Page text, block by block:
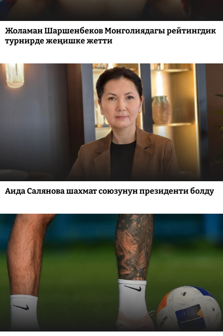
Жоламан Шаршенбеков Монголиядагы рейтингдик
турнирде жеңишке жетти
Аида Салянова шахмат союзунун президенти болду